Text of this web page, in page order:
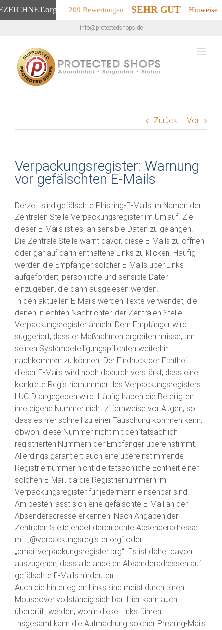
.org 209 Bewertungen SEHR GUT Hinweise
Inhalt
springen
info@protectedshops.de
Zurück Vor
Verpackungsregister: Warnung
vor gefälschten E-Mails
Derzeit sind gefälschte Phishing-E-Mails im Namen der
Zentralen Stelle Verpackungsregister im Umlauf. Ziel
dieser E-Mails ist es, an sensible Daten zu gelangen.
Die Zentrale Stelle warnt davor, diese E-Mails zu öffnen
oder gar auf darin enthaltene Links zu klicken. Häufig
werden die Empfänger solcher E-Mails über Links
aufgefordert, persönliche und sensible Daten
einzugeben, die dann ausgelesen werden.
In den aktuellen E-Mails werden Texte verwendet, die
denen in echten Nachrichten der Zentralen Stelle
Verpackungsregister ähneln. Dem Empfänger wird
suggeriert, dass er Maßnahmen ergreifen müsse, um
seinen Systembeteiligungspflichten weiterhin
nachkommen zu können. Der Eindruck der Echtheit
dieser E-Mails wird noch dadurch verstärkt, dass eine
konkrete Registriernummer des Verpackungsregisters
LUCID angegeben wird. Häufig haben die Beteiligten
ihre eigene Nummer nicht ziffernweise vor Augen, so
dass es hier schnell zu einer Täuschung kommen kann,
obwohl diese Nummer nicht mit den tatsächlich
registrierten Nummern der Empfänger übereinstimmt.
Allerdings garantiert auch eine übereinstimmende
Registriernummer nicht die tatsächliche Echtheit einer
solchen E-Mail, da die Registriernummern im
Verpackungsregister für jedermann einsehbar sind.
Am besten lässt sich eine gefälschte E-Mail an der
Absenderadresse erkennen. Nach Angaben der
Zentralen Stelle endet deren echte Absenderadresse
mit „@verpackungsregister.org“ oder
„email.verpackungsregister.org“. Es ist daher davon
auszugehen, dass alle anderen Absenderadressen auf
gefälschte E-Mails hindeuten.
Auch die hinterlegten Links sind meist durch einen
Mouseover vollständig sichtbar. Hier kann auch
überprüft werden, wohin diese Links führen.
Insgesamt kann die Aufmachung solcher Phishing-Mails